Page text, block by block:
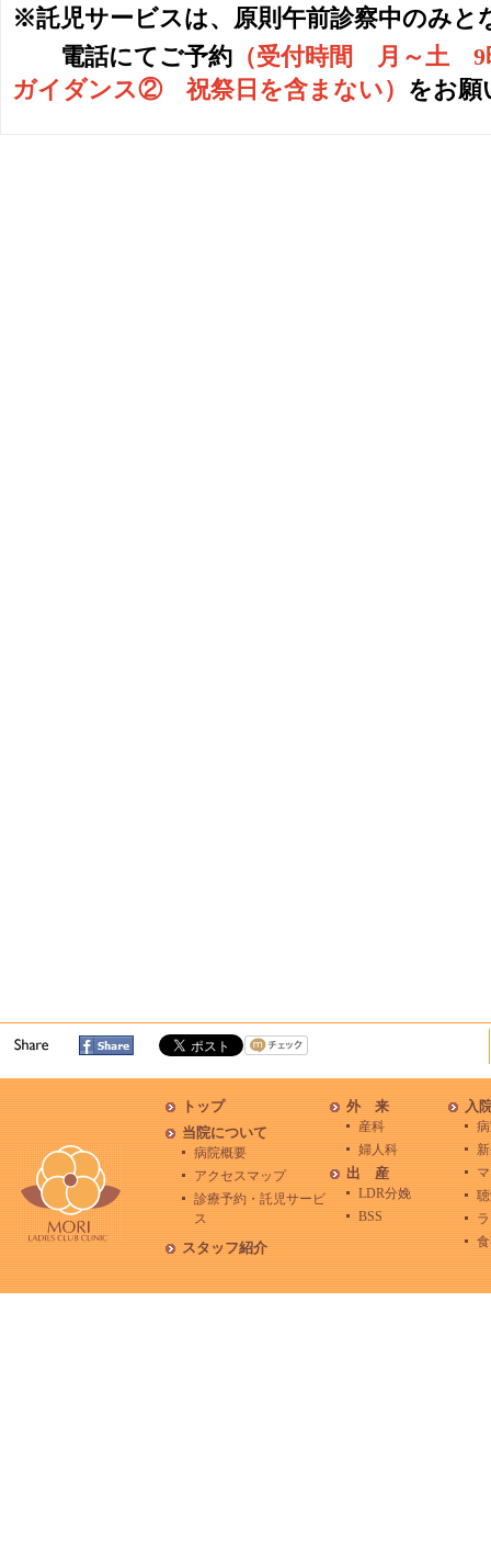
※託児サービスは、原則午前診察中のみと
電話にてご予約 （受付時間 月～土
ガイダンス② 祝祭日を含まない） をお願
トップ
当院について
病院概要
アクセスマップ
診療予約・託児サービ
ス
スタッフ紹介
外 来
産科
婦人科
出 産
LDR分娩
BSS
入